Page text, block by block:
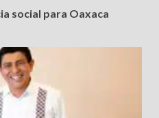
social para Oaxaca